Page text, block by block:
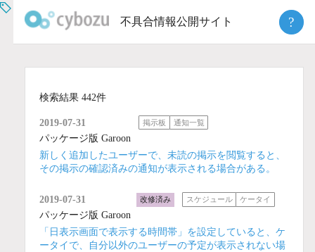
不具合情報公開サイト ?
検索結果 442件
2019-07-31 掲示板 通知一覧
パッケージ版 Garoon
新しく追加したユーザーで、未読の掲示を閲覧すると、
その掲示の確認済みの通知が表示される場合がある。
2019-07-31 改修済み スケジュール ケータイ
パッケージ版 Garoon
「日表示画面で表示する時間帯」を設定していると、ケ
ータイで、自分以外のユーザーの予定が表示されない場